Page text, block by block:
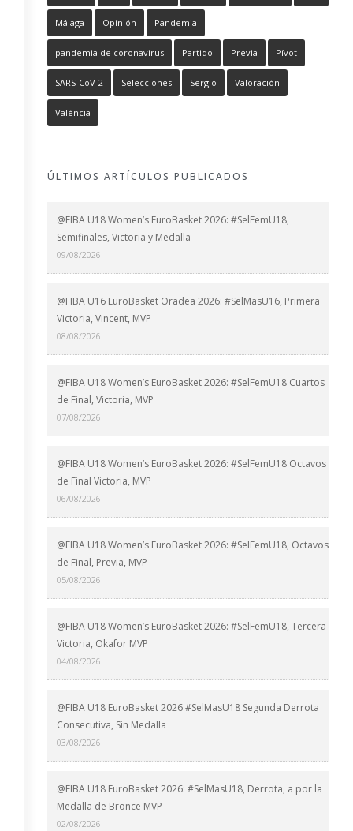
Málaga Opinión Pandemia
pandemia de coronavirus Partido Previa Pívot
SARS-CoV-2 Selecciones Sergio Valoración
València
ÚLTIMOS ARTÍCULOS PUBLICADOS
@FIBA U18 Women’s EuroBasket 2026: #SelFemU18,
Semifinales, Victoria y Medalla
09/08/2026
@FIBA U16 EuroBasket Oradea 2026: #SelMasU16, Primera
Victoria, Vincent, MVP
08/08/2026
@FIBA U18 Women’s EuroBasket 2026: #SelFemU18 Cuartos
de Final, Victoria, MVP
07/08/2026
@FIBA U18 Women’s EuroBasket 2026: #SelFemU18 Octavos
de Final Victoria, MVP
06/08/2026
@FIBA U18 Women’s EuroBasket 2026: #SelFemU18, Octavos
de Final, Previa, MVP
05/08/2026
@FIBA U18 Women’s EuroBasket 2026: #SelFemU18, Tercera
Victoria, Okafor MVP
04/08/2026
@FIBA U18 EuroBasket 2026 #SelMasU18 Segunda Derrota
Consecutiva, Sin Medalla
03/08/2026
@FIBA U18 EuroBasket 2026: #SelMasU18, Derrota, a por la
Medalla de Bronce MVP
02/08/2026